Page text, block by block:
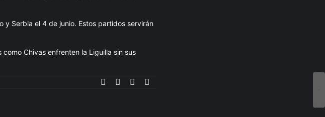
y Serbia el 4 de junio. Estos partidos servirán
Chivas enfrenten la Liguilla sin sus